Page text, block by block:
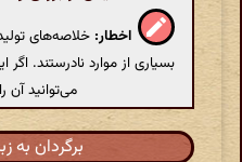
اخطار: خلاصه‌های
بسیاری از موارد نادرستند.
می‌توانید آن را
برگردان به